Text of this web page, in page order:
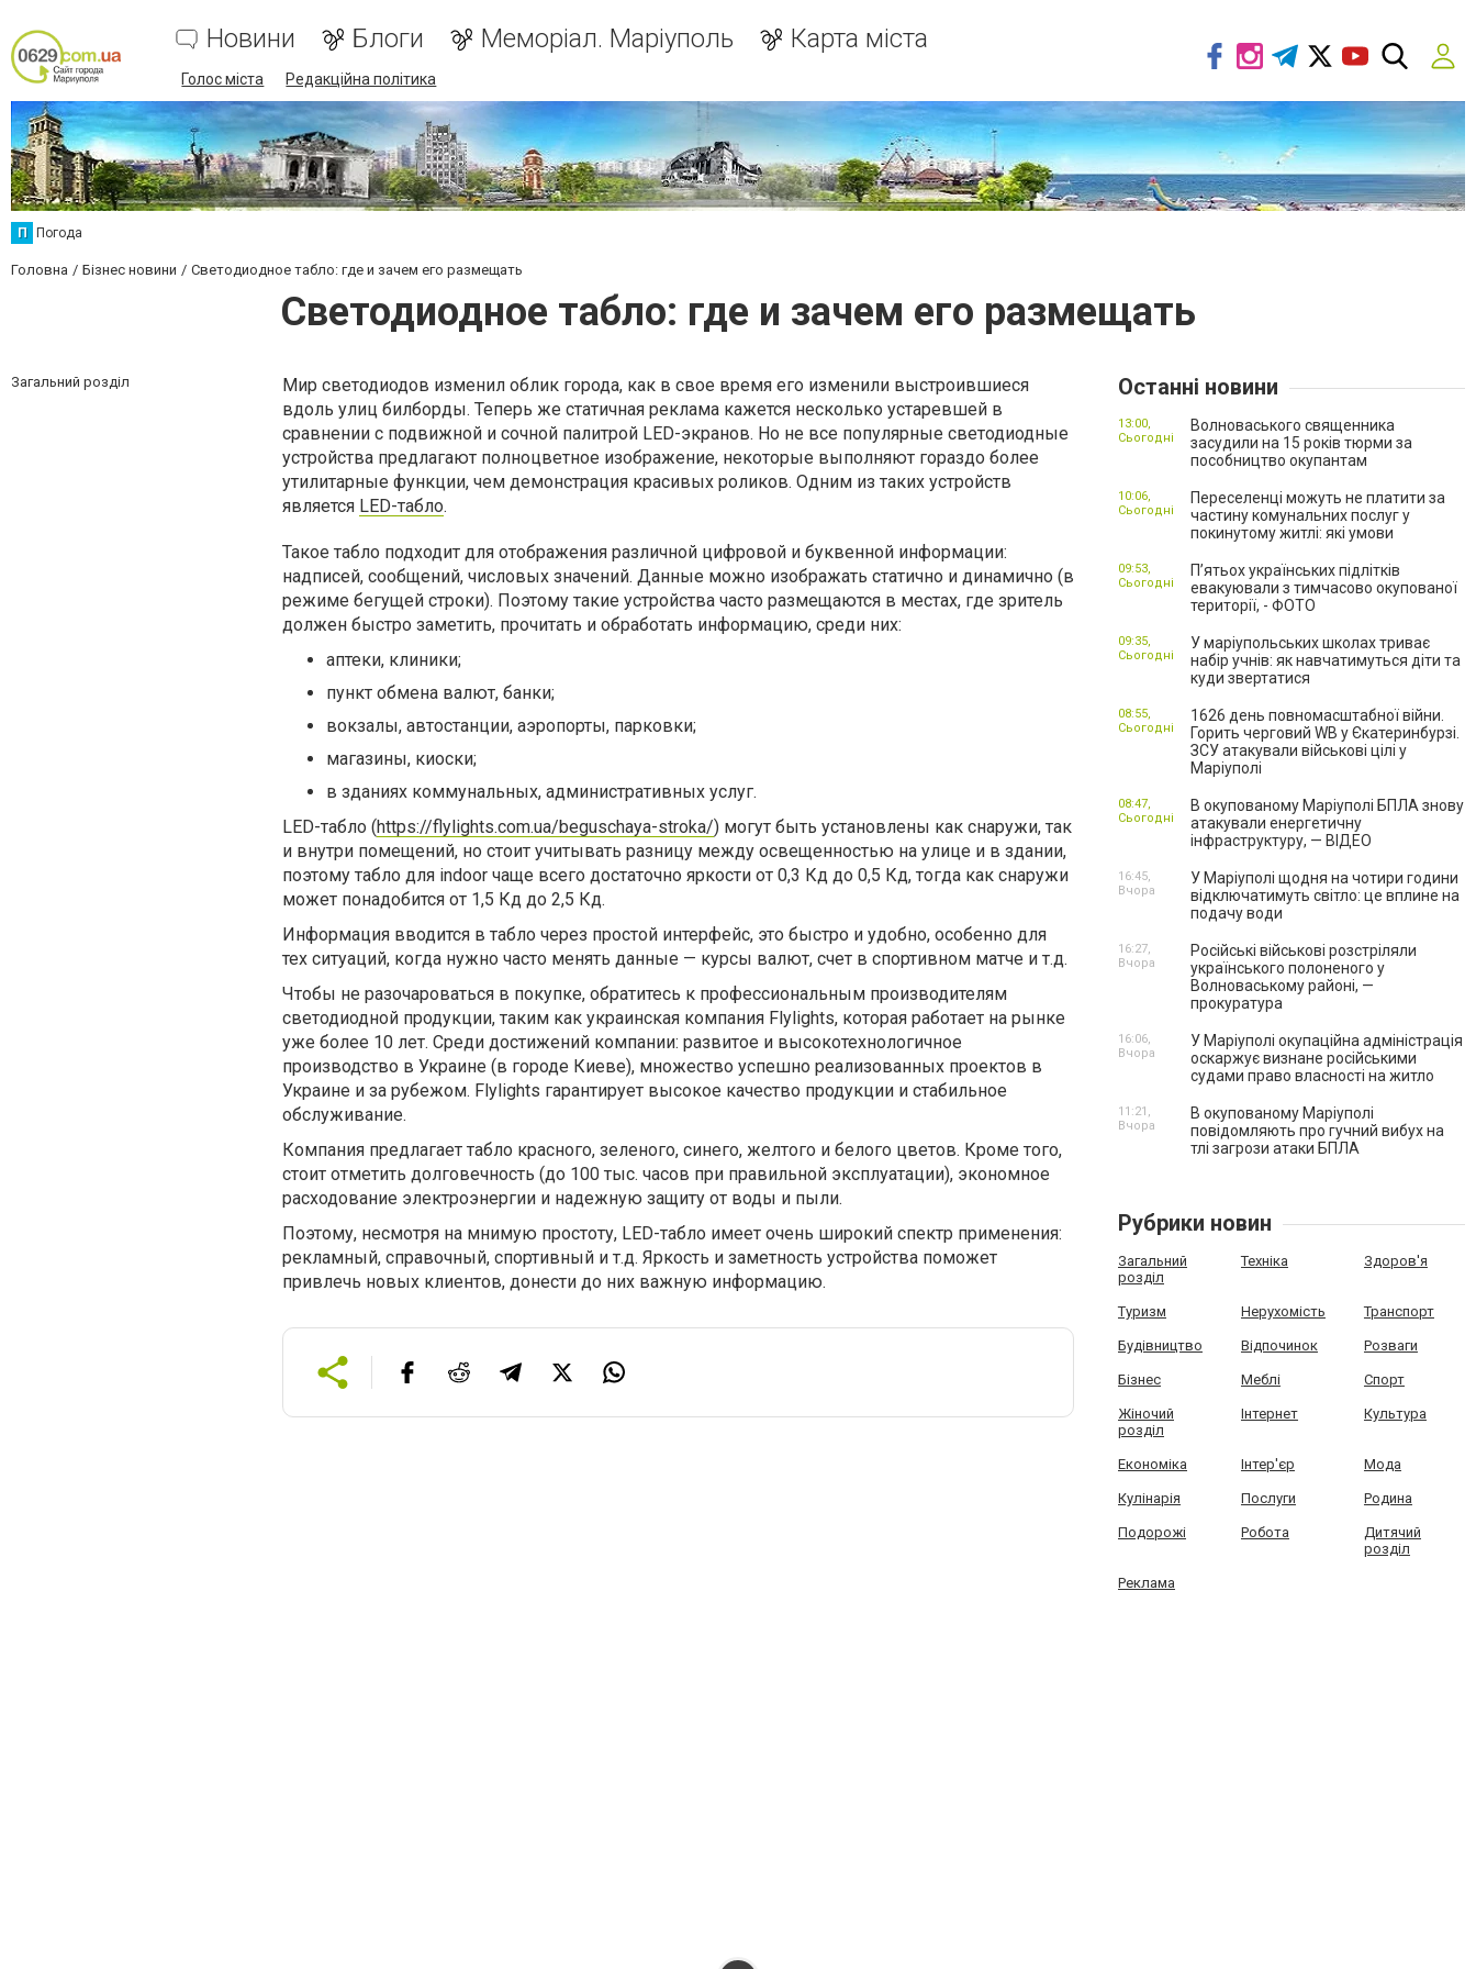
Новини Блоги Меморіал. Маріуполь Карта міста
Голос міста Редакційна політика
П Погода
Головна Бізнес новини Светодиодное табло: где и зачем его размещать
Светодиодное табло: где и зачем его размещать
Загальний розділ
Мир светодиодов изменил облик города, как в свое время его изменили выстроившиеся
вдоль улиц билборды. Теперь же статичная реклама кажется несколько устаревшей в
сравнении с подвижной и сочной палитрой LED-экранов. Но не все популярные светодиодные
устройства предлагают полноцветное изображение, некоторые выполняют гораздо более
утилитарные функции, чем демонстрация красивых роликов. Одним из таких устройств
является LED-табло.
Такое табло подходит для отображения различной цифровой и буквенной информации:
надписей, сообщений, числовых значений. Данные можно изображать статично и динамично (в
режиме бегущей строки). Поэтому такие устройства часто размещаются в местах, где зритель
должен быстро заметить, прочитать и обработать информацию, среди них:
аптеки, клиники;
пункт обмена валют, банки;
вокзалы, автостанции, аэропорты, парковки;
магазины, киоски;
в зданиях коммунальных, административных услуг.
LED-табло (https://flylights.com.ua/beguschaya-stroka/) могут быть установлены как снаружи, так
и внутри помещений, но стоит учитывать разницу между освещенностью на улице и в здании,
поэтому табло для indoor чаще всего достаточно яркости от 0,3 Кд до 0,5 Кд, тогда как снаружи
может понадобится от 1,5 Кд до 2,5 Кд.
Информация вводится в табло через простой интерфейс, это быстро и удобно, особенно для
тех ситуаций, когда нужно часто менять данные — курсы валют, счет в спортивном матче и т.д.
Чтобы не разочароваться в покупке, обратитесь к профессиональным производителям
светодиодной продукции, таким как украинская компания Flylights, которая работает на рынке
уже более 10 лет. Среди достижений компании: развитое и высокотехнологичное
производство в Украине (в городе Киеве), множество успешно реализованных проектов в
Украине и за рубежом. Flylights гарантирует высокое качество продукции и стабильное
обслуживание.
Компания предлагает табло красного, зеленого, синего, желтого и белого цветов. Кроме того,
стоит отметить долговечность (до 100 тыс. часов при правильной эксплуатации), экономное
расходование электроэнергии и надежную защиту от воды и пыли.
Поэтому, несмотря на мнимую простоту, LED-табло имеет очень широкий спектр применения:
рекламный, справочный, спортивный и т.д. Яркость и заметность устройства поможет
привлечь новых клиентов, донести до них важную информацию.
Останні новини
Волноваського священника
засудили на 15 років тюрми за
пособництво окупантам
13:00,
Сьогодні
Переселенці можуть не платити за
частину комунальних послуг у
покинутому житлі: які умови
10:06,
Сьогодні
П’ятьох українських підлітків
евакуювали з тимчасово окупованої
території, - ФОТО
09:53,
Сьогодні
У маріупольських школах триває
набір учнів: як навчатимуться діти та
куди звертатися
09:35,
Сьогодні
1626 день повномасштабної війни.
Горить черговий WB у Єкатеринбурзі.
ЗСУ атакували військові цілі у
Маріуполі
08:55,
Сьогодні
В окупованому Маріуполі БПЛА знову
атакували енергетичну
інфраструктуру, — ВІДЕО
08:47,
Сьогодні
У Маріуполі щодня на чотири години
відключатимуть світло: це вплине на
подачу води
16:45,
Вчора
Російські військові розстріляли
українського полоненого у
Волноваському районі, —
прокуратура
16:27,
Вчора
У Маріуполі окупаційна адміністрація
оскаржує визнане російськими
судами право власності на житло
16:06,
Вчора
В окупованому Маріуполі
повідомляють про гучний вибух на
тлі загрози атаки БПЛА
11:21,
Вчора
Рубрики новин
Загальний
розділ
Техніка Здоров'я
Туризм Нерухомість Транспорт
Будівництво Відпочинок Розваги
Бізнес Меблі Спорт
Жіночий
розділ
Інтернет Культура
Економіка Інтер'єр Мода
Кулінарія Послуги Родина
Подорожі Робота
Дитячий
розділ
Реклама